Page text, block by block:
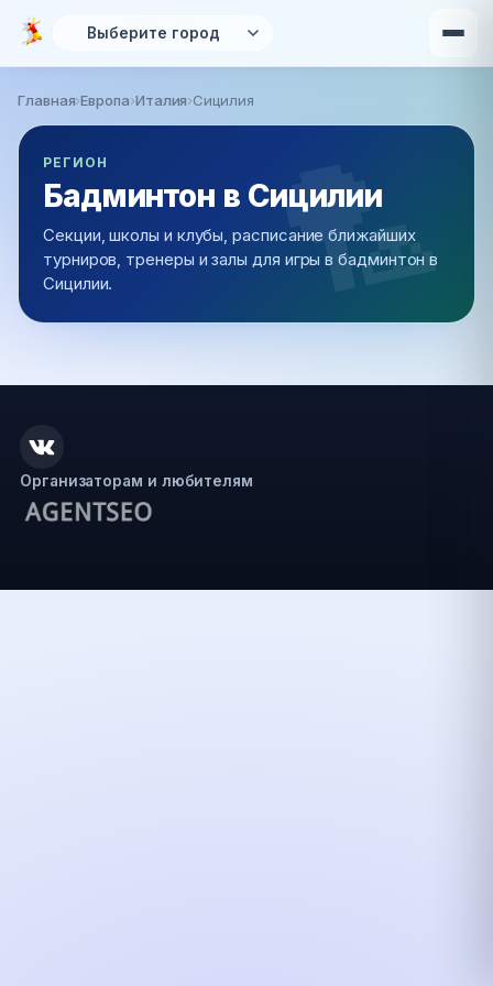
Перейти к основному содержанию
Вы здесь
Главная›Европа›Италия›Сицилия
РЕГИОН
Бадминтон в Сицилии
Секции, школы и клубы, расписание ближайших
турниров, тренеры и залы для игры в бадминтон в
Сицилии.
Организаторам и любителям